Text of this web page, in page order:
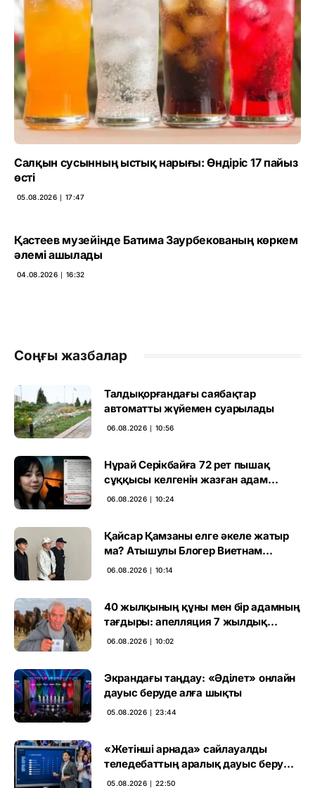
Салқын сусынның ыстық нарығы: Өндіріс 17 пайыз
өсті
05.08.2026 ∣ 17:47
Қастеев музейінде Батима Заурбекованың көркем
әлемі ашылады
04.08.2026 ∣ 16:32
Соңғы жазбалар
Талдықорғандағы саябақтар
автоматты жүйемен суарылады
06.08.2026 ∣ 10:56
Нұрай Серікбайға 72 рет пышақ
сұққысы келгенін жазған адам
ұсталды
06.08.2026 ∣ 10:24
Қайсар Қамзаны елге әкеле жатыр
ма? Атышулы Блогер Виетнам
әуежайында көзге түсті
06.08.2026 ∣ 10:14
40 жылқының құны мен бір адамның
тағдыры: апелляция 7 жылдық
үкімді бұзды
06.08.2026 ∣ 10:02
Экрандағы таңдау: «Әділет» онлайн
дауыс беруде алға шықты
05.08.2026 ∣ 23:44
«Жетінші арнада» сайлауалды
теледебаттың аралық дауыс беру
нәтижесі жарияланды
05.08.2026 ∣ 22:50